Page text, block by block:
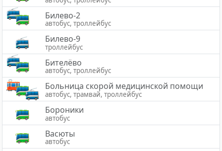
Билево-2
автобус, троллейбус
Билево-9
троллейбус
Бителёво
автобус, троллейбус
Больница скорой медицинской помощи
автобус, трамвай, троллейбус
Бороники
автобус
Васюты
автобус